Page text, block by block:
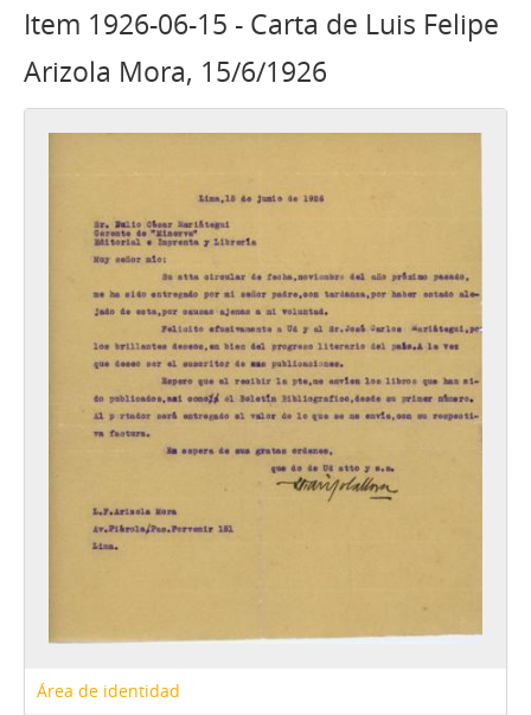
Item 1926-06-15 - Carta de Luis Felipe
Arizola Mora, 15/6/1926
Área de identidad